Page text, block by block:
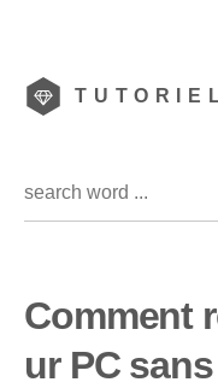
Comment
ur PC